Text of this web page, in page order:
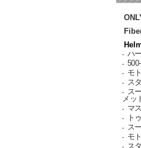
- ハ
-
- モ
- ス
-
ス
メッ
- マ
- ト
- ス
- モ